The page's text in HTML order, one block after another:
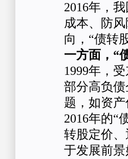
2016年，
成本、防
向，“债转
一方面，“
1999年，
部分高负
题，如资
2016年的“
转股定价
于发展前